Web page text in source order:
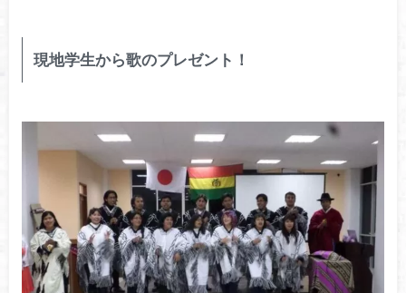
現地学生から歌のプレゼント！